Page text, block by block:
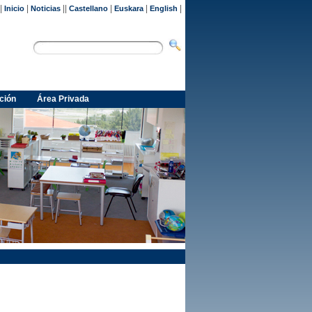
Inicio Noticias Castellano Euskara| English
Área Privada